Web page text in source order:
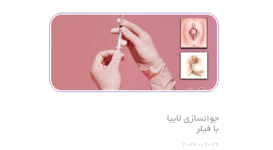
جوانسازی لابیا
با فیلر
2026-06-29